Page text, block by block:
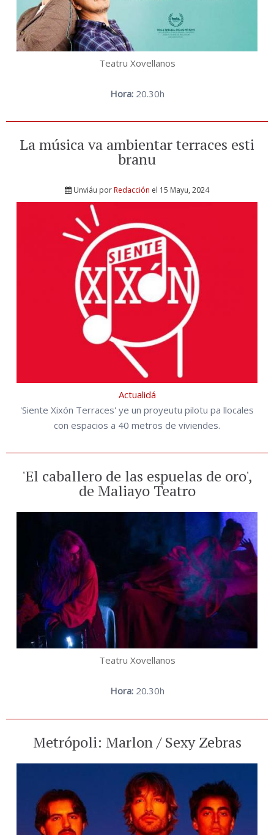
Teatru Xovellanos
Hora:20.30h
La música va ambientar terraces esti
branu
Unviáu porRedacción el 15 Mayu, 2024
Actualidá
'Siente Xixón Terraces' ye un proyeutu pilotu pa llocales
con espacios a 40 metros de viviendes.
'El caballero de las espuelas de oro',
de Maliayo Teatro
Teatru Xovellanos
Hora:20.30h
Metrópoli: Marlon / Sexy Zebras